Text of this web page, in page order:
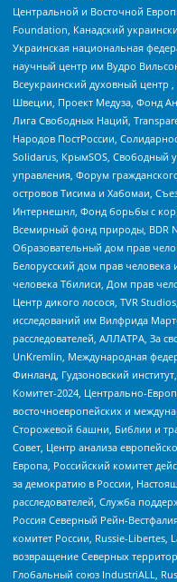
Центральной и Восточной
Foundation, Канадский
Украинская национальная
научный центр им Вудро
Всеукраинский духовный центр
Швеции, Проект Медуза, Фонд
Лига Свободных Наций,
Народов ПостРоссии,
Solidarus, КрымSOS, Свободный
управления, Форум
островов Тисима и Хабомаи,
Интернешнл, Фонд борьбы с
Всемирный фонд природы, BDR
Образовательный дом прав
Белорусский дом прав
человека Тбилиси, Дом прав
Центр дикого лосося, TVR
исследований им Вилфрида
расследователей, АЛЛАТРА, За
UnKremlin, Международная
Финланд, Гудзоновский
Комитет-2024, Центрально-
восточноевропейских и
Сторожевой башни, Библии и
Совет, Центр анализа
Европа, Российский комитет
за демократию в России,
расследователей, Служба
Россия Северный Рейн-
комитет России, Russie-Libertes,
возвращение Северных
Глобальный союз IndustriALL,